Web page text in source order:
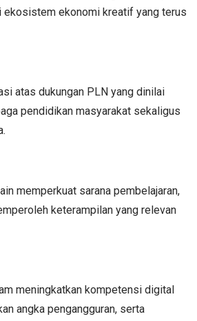
ekosistem ekonomi kreatif yang terus
atas dukungan PLN yang dinilai
pendidikan masyarakat sekaligus
memperkuat sarana pembelajaran,
keterampilan yang relevan
meningkatkan kompetensi digital
angka pengangguran, serta